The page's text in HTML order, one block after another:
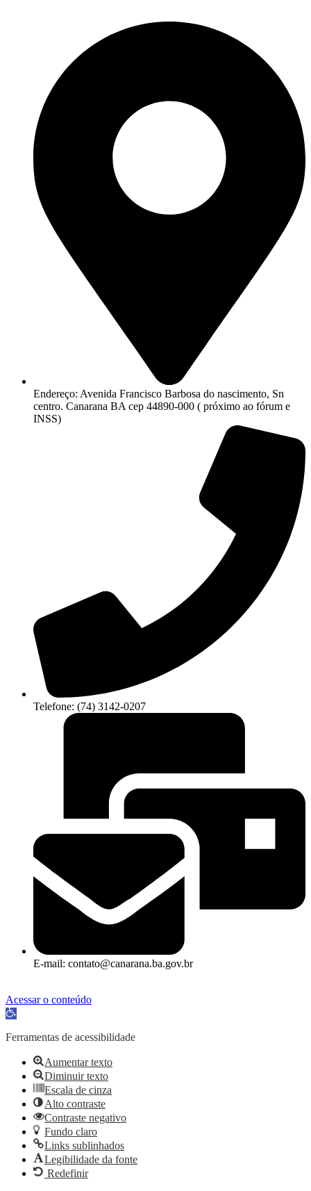
Endereço: Avenida Francisco Barbosa do nascimento, Sn
centro. Canarana BA cep 44890-000 ( próximo ao fórum e
INSS)
Telefone: (74) 3142-0207
E-mail: contato@canarana.ba.gov.br
Acessar o conteúdo
Abrir a barra de ferramentas
Ferramentas de acessibilidade
Aumentar texto
Diminuir texto
Escala de cinza
Alto contraste
Contraste negativo
Fundo claro
Links sublinhados
Legibilidade da fonte
Redefinir